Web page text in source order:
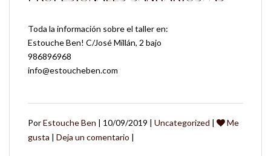
Toda la información sobre el taller en:
Estouche Ben! C/José Millán, 2 bajo
986896968
info@estoucheben.com
PorEstouche Ben | 10/09/2019 | Uncategorized |
Me
gusta | Deja un comentario |